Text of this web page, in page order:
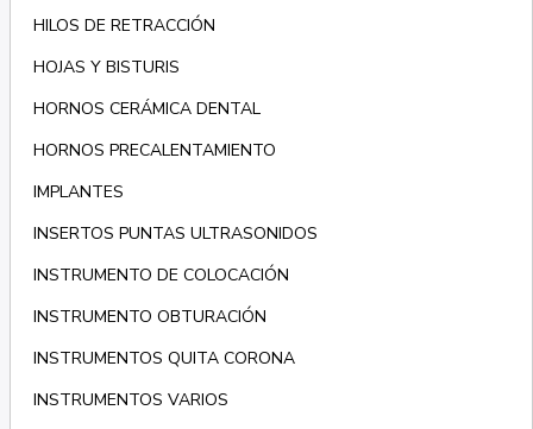
HILOS DE RETRACCIÓN
HOJAS Y BISTURIS
HORNOS CERÁMICA DENTAL
HORNOS PRECALENTAMIENTO
IMPLANTES
INSERTOS PUNTAS ULTRASONIDOS
INSTRUMENTO DE COLOCACIÓN
INSTRUMENTO OBTURACIÓN
INSTRUMENTOS QUITA CORONA
INSTRUMENTOS VARIOS